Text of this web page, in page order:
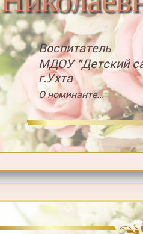
Воспитатель
МДОУ "Детский
г.Ухта
О номинанте...